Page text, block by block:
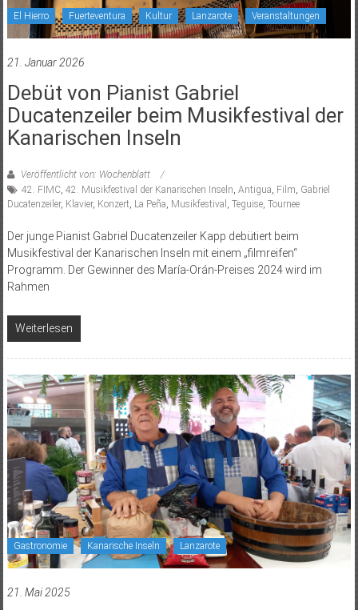
El Hierro Fuerteventura Kultur Lanzarote Veranstaltungen
21. Januar 2026
Debüt von Pianist Gabriel
Ducatenzeiler beim Musikfestival der
Kanarischen Inseln
Veröffentlicht von: Wochenblatt
42. FIMC, 42. Musikfestival der Kanarischen Inseln, Antigua, Film, Gabriel
Ducatenzeiler, Klavier, Konzert, La Peña, Musikfestival , Teguise, Tournee
Der junge Pianist Gabriel Ducatenzeiler Kapp debütiert beim
Musikfestival der Kanarischen Inseln mit einem „filmreifen“
Programm. Der Gewinner des María-Orán-Preises 2024 wird im
Rahmen
Weiterlesen
Gastronomie Kanarische Inseln Lanzarote
21. Mai 2025